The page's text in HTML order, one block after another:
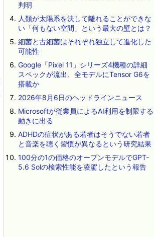
判明
人類が太陽系を決して離れることができな
い「何もない空間」という最大の壁とは？
細菌と古細菌はそれぞれ独立して進化した
可能性
Google「Pixel 11」シリーズ4機種の詳細
スペックが流出、全モデルにTensor G6を
搭載か
2026年8月6日のヘッドラインニュース
Microsoftが従業員によるAI利用を制限する
動きに出る
ADHDの症状がある若者はそうでない若者
と音楽を聴く習慣が異なるという研究結果
100分の1の価格のオープンモデルでGPT-
5.6 Solの検索性能を凌駕したという報告